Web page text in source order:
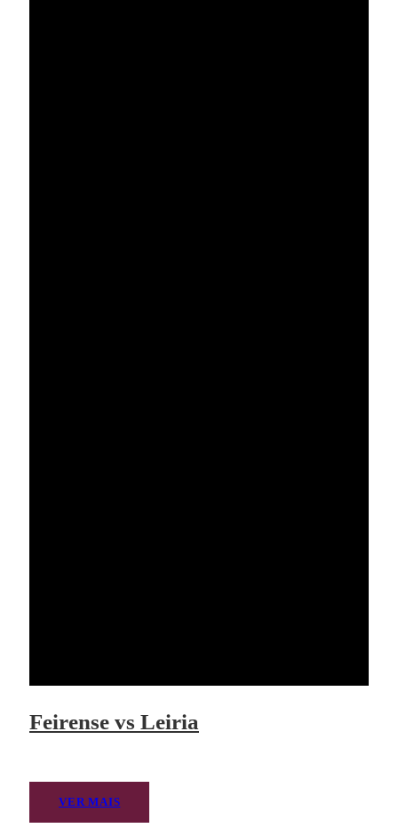
Feirense vs Leiria
VER MAIS